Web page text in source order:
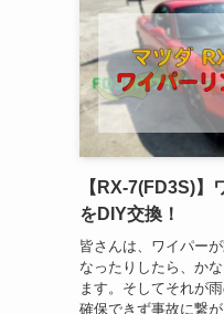
【RX-7(FD3S)】
をDIY交換！
皆さんは、ワイパー
なったりしたら、か
ます。そしてそれが
確保できず事故に繋